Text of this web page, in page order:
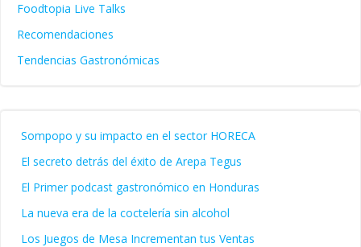
Foodtopia Live Talks
Recomendaciones
Tendencias Gastronómicas
Sompopo y su impacto en el sector HORECA
El secreto detrás del éxito de Arepa Tegus
El Primer podcast gastronómico en Honduras
La nueva era de la coctelería sin alcohol
Los Juegos de Mesa Incrementan tus Ventas